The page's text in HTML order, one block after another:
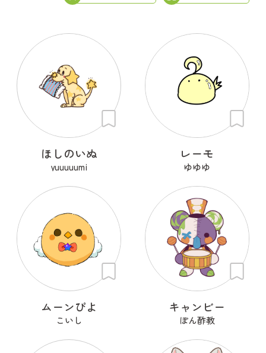
ほしのいぬ
yuuuuumi
レーモ
ゆゆゆ
ムーンぴよ
こいし
キャンビー
ぽん酢教